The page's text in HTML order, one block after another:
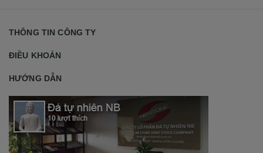
THÔNG TIN CÔNG TY
ĐIỀU KHOẢN
HƯỚNG DẪN